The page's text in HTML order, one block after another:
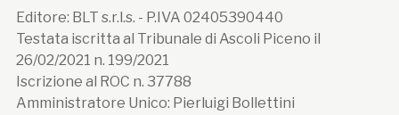
Editore: BLT s.r.l.s. - P.IVA 02405390440
Testata iscritta al Tribunale di Ascoli Piceno il
26/02/2021 n. 199/2021
Iscrizione al ROC n. 37788
Amministratore Unico: Pierluigi Bollettini